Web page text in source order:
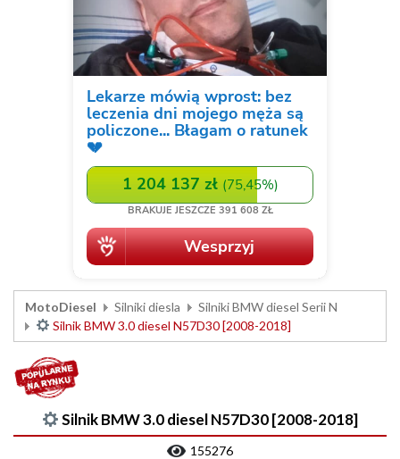
MotoDiesel Silniki diesla
Silniki BMW diesel Serii N
Silnik BMW 3.0 diesel N57D30 [2008-2018]
Silnik BMW 3.0 diesel N57D30 [2008-2018]
155276